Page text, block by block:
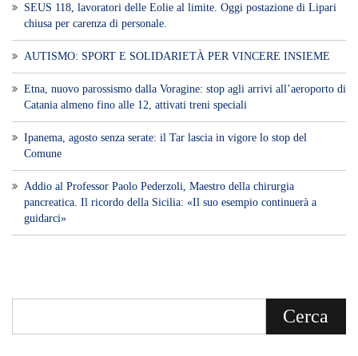
SEUS 118, lavoratori delle Eolie al limite. Oggi postazione di Lipari
chiusa per carenza di personale.
AUTISMO: SPORT E SOLIDARIETÀ PER VINCERE INSIEME
Etna, nuovo parossismo dalla Voragine: stop agli arrivi all’aeroporto di
Catania almeno fino alle 12, attivati treni speciali
Ipanema, agosto senza serate: il Tar lascia in vigore lo stop del
Comune
Addio al Professor Paolo Pederzoli, Maestro della chirurgia
pancreatica. Il ricordo della Sicilia: «Il suo esempio continuerà a
guidarci»